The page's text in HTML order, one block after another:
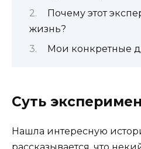
Почему этот
жизнь?
Мои конкретные
Суть
Нашла интересную